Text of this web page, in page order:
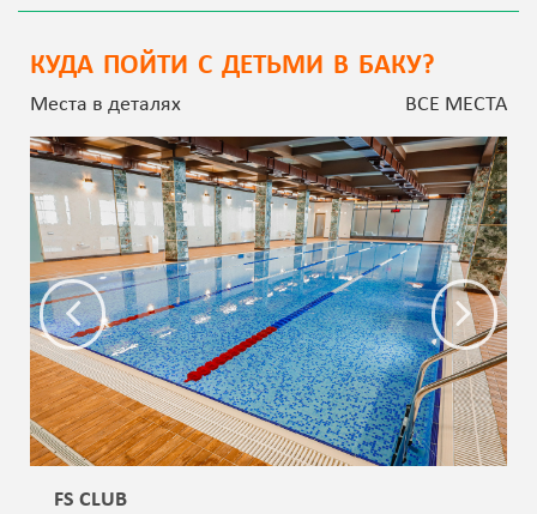
КУДА ПОЙТИ С ДЕТЬМИ В БАКУ?
Места в деталях ВСЕ МЕСТА
FS CLUB